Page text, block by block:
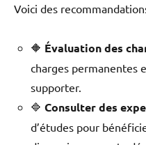
Voici des
🔶 Évaluation des
charges permanentes
supporter.
🔷 Consulter des
d’études pour